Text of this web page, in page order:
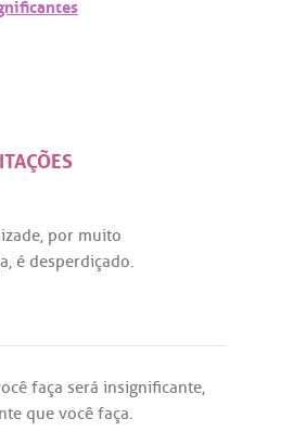
, por muito
, é desperdiçado.
faça será insignificante,
que você faça.